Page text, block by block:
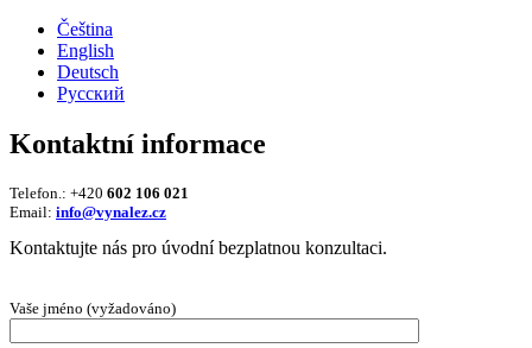
Čeština
English
Deutsch
Русский
Kontaktní informace
Telefon.: +420 602 106 021
Email: info@vynalez.cz
Kontaktujte nás pro úvodní bezplatnou konzultaci.
Vaše jméno (vyžadováno)